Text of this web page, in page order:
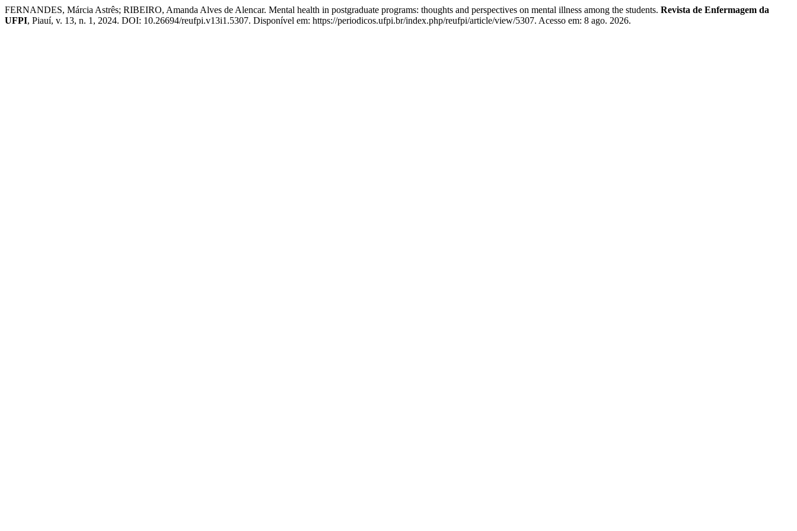
FERNANDES, Márcia Astrês; RIBEIRO, Amanda Alves de Alencar. Mental health in postgraduate programs: thoughts and perspectives on mental illness among the students. Revista de Enfermagem da
UFPI, Piauí, v. 13, n. 1, 2024. DOI: 10.26694/reufpi.v13i1.5307. Disponível em: https://periodicos.ufpi.br/index.php/reufpi/article/view/5307. Acesso em: 8 ago. 2026.